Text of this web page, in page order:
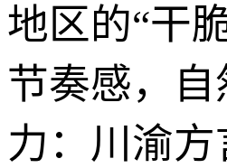
地区的“干
节奏感，
力：川渝